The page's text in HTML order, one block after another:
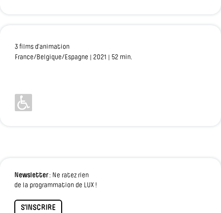
3 films d’animation
France/Belgique/Espagne | 2021 | 52 min.
Newsletter: Ne ratez rien
de la programmation de LUX !
S'INSCRIRE